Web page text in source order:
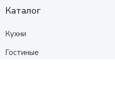
Каталог
Кухни
Гостиные